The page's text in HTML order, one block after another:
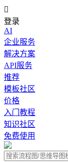

登录
AI
企业服务
解决方案
API服务
推荐
模板社区
价格
入门教程
知识社区
免费使用